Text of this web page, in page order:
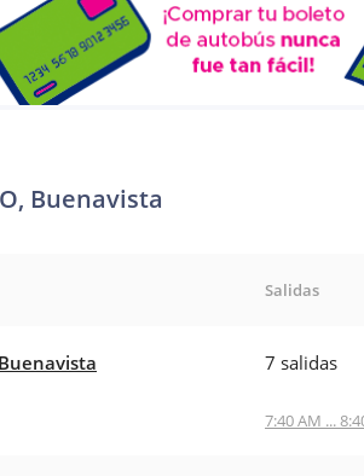
Buenavista
Salidas
7 salidas
7:40 AM ...